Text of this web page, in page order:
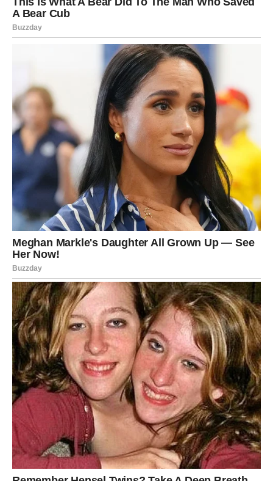
Ova čokoladna torta od kave ugodan je i raskošan desert koji
se sastoji od slojeva vlažne čokolade i kolača prožetog kavom
upotpunjenog slatkim nadjevom od karamele, u potpunosti
obavijenog tamnom čokoladom.
Idealna za bilo koji događaj vrijedan pažnje ili samo kao divan
užitak, ova će torta zasigurno zadovoljiti vašu želju za slatkim.
POTREBNE OSNOVNE KOMPONENTE:
Za pripremu kolača potrebni su sljedeći sastojci: 3 jaja,
prstohvat soli, 150 grama šećera, 8 grama vanilin šećera, 80
mililitara ulja, 100 mililitara mlijeka, 1 žlica instant kave, 180
grama brašna, 20 grama nezaslađenog kakaa u prahu i 15
grama prašak za pecivo.
Sastojci za karamel nadjev su: jedna supena kašika šećera,